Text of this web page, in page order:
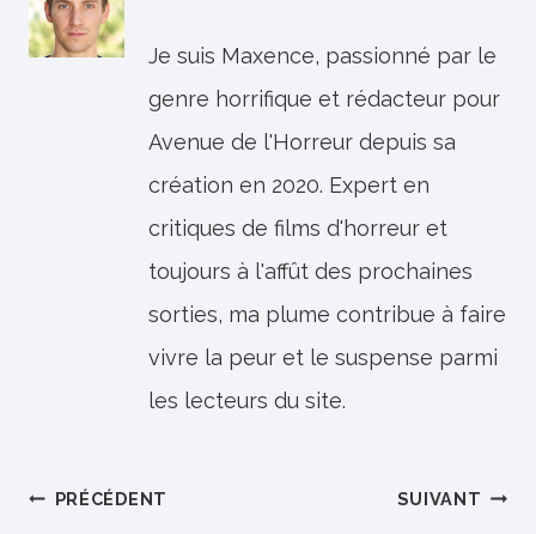
Je suis Maxence, passionné par le
genre horrifique et rédacteur pour
Avenue de l'Horreur depuis sa
création en 2020. Expert en
critiques de films d'horreur et
toujours à l'affût des prochaines
sorties, ma plume contribue à faire
vivre la peur et le suspense parmi
les lecteurs du site.
Navigation
PRÉCÉDENT SUIVANT